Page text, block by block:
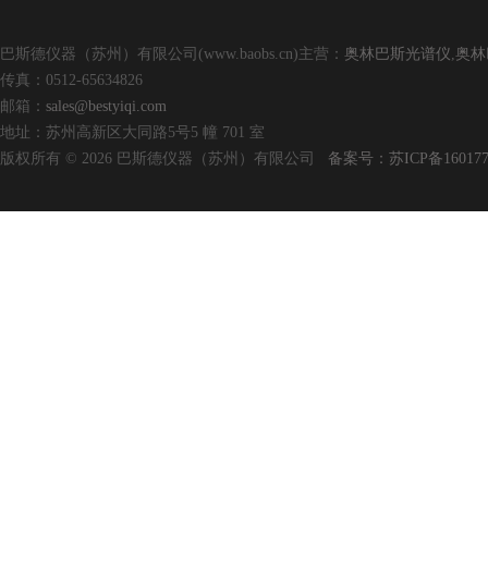
巴斯德仪器（苏州）有限公司(www.baobs.cn)主营： 奥林巴斯光谱仪,奥
传真：0512-65634826
邮箱： sales@bestyiqi.com
地址：苏州高新区大同路5号5 幢 701 室
版权所有 © 2026 巴斯德仪器（苏州）有限公司 备案号：苏ICP备